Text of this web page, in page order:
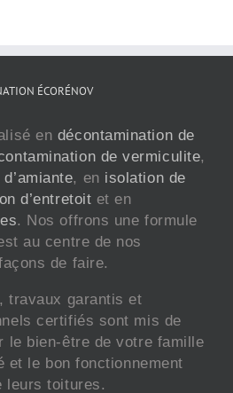
ÉCORÉNOV
en décontamination de
de vermiculite,
, en isolation de
d’entretoit et en
. Nos offrons une formule
au centre de nos
de faire.
travaux garantis et
certifiés sont mis de
le bien-être de votre famille
et le bon fonctionnement
leurs toitures.